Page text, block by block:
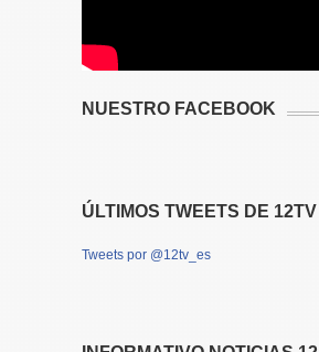
NUESTRO FACEBOOK
ÚLTIMOS TWEETS DE 12TV
Tweets por @12tv_es